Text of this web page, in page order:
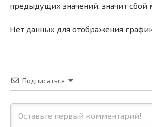
предыдущих значений, значит сбой
Нет данных для отображения
Подписаться